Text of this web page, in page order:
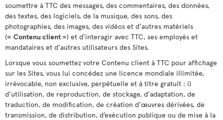
soumettre à TTC des messages, des commentaires, des données,
des textes, des logiciels, de la musique, des sons, des
photographies, des images, des vidéos et d’autres matériels
(« Contenu client») et d’interagir avec TTC, ses employés et
mandataires et d’autres utilisateurs des Sites.
Lorsque vous soumettez votre Contenu client à TTC pour affichage
sur les Sites, vous lui concédez une licence mondiale illimitée,
irrévocable, non exclusive, perpétuelle et à titre gratuit : i)
d’utilisation, de reproduction, de stockage, d’adaptation, de
traduction, de modification, de création d'œuvres dérivées, de
transmission, de distribution, d’exécution publique ou de mise à la